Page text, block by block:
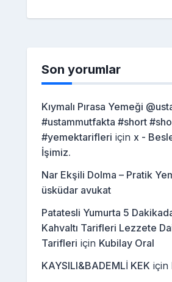
Son yorumlar
Kıymalı Pırasa Yemeği
#ustammutfakta #short
#yemektarifleri için x -
İşimiz.
Nar Ekşili Dolma – Pratik
üsküdar avukat
Patatesli Yumurta 5
Kahvaltı Tarifleri Lezzete
Tarifleri için Kubilay Oral
KAYSILI&BADEMLİ KEK için